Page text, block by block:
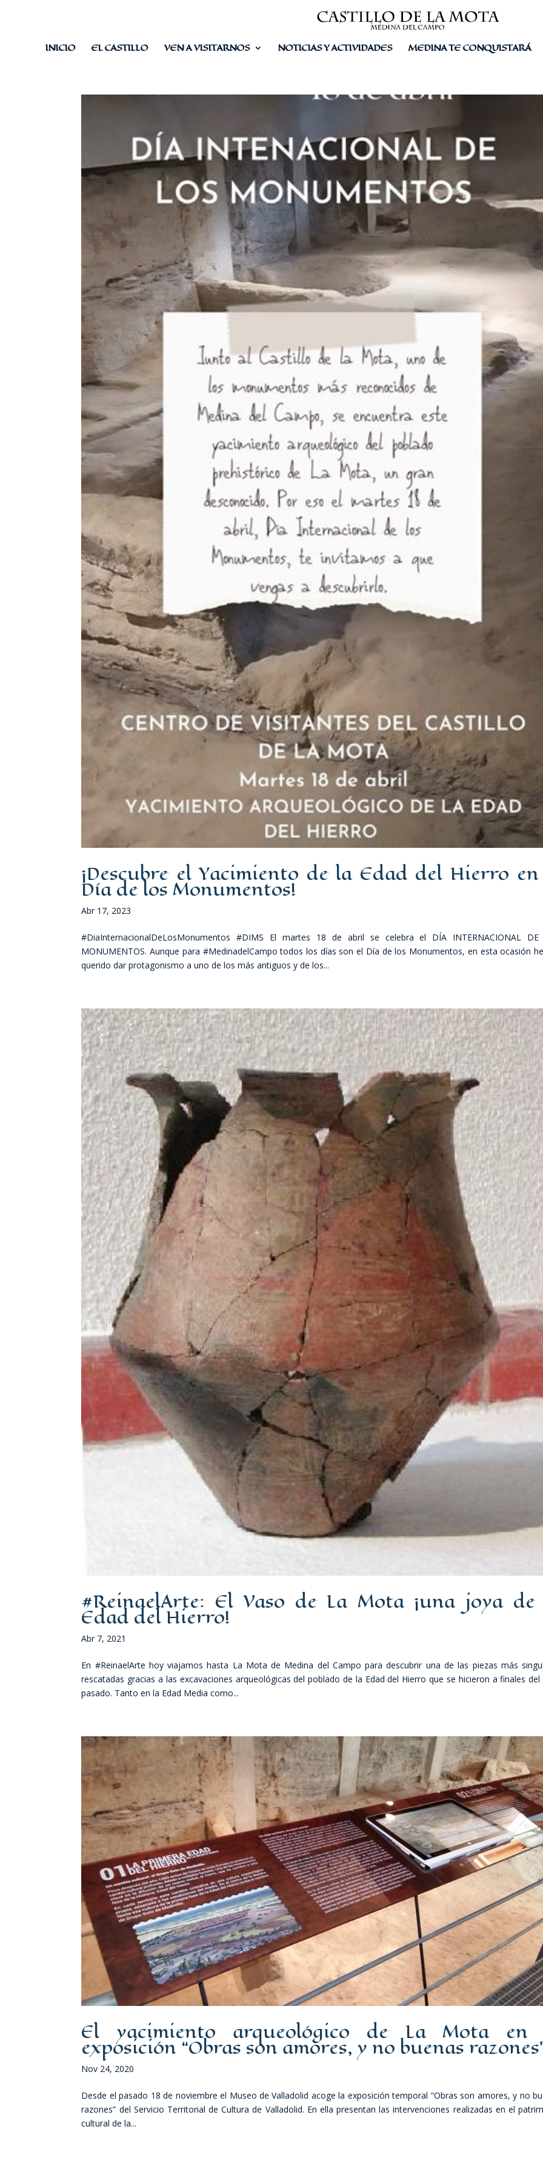
INICIO EL CASTILLO VEN A VISITARNOS NOTICIAS Y ACTIVIDADES MEDINA TE CONQUISTARÁ
¡Descubre el Yacimiento de la Edad del Hierro
Día de los Monumentos!
Abr 17, 2023
#DiaInternacionalDeLosMonumentos #DIMS El martes 18 de abril se celebra el DÍA INTERNACIONAL DE
MONUMENTOS. Aunque para #MedinadelCampo todos los días son el Día de los Monumentos, en esta ocasión
querido dar protagonismo a uno de los más antiguos y de los...
#ReinaelArte: El Vaso de La Mota ¡una joya
Edad del Hierro!
Abr 7, 2021
En #ReinaelArte hoy viajamos hasta La Mota de Medina del Campo para descubrir una de las piezas más
rescatadas gracias a las excavaciones arqueológicas del poblado de la Edad del Hierro que se hicieron a finales del
pasado. Tanto en la Edad Media como...
El yacimiento arqueológico de La Mota en
exposición “Obras son amores, y no buenas
Nov 24, 2020
Desde el pasado 18 de noviembre el Museo de Valladolid acoge la exposición temporal “Obras son amores, y no
razones” del Servicio Territorial de Cultura de Valladolid. En ella presentan las intervenciones realizadas en el
cultural de la...